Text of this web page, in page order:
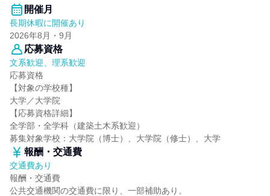
開催月
長期休暇に開催あり
2026年8月・9月
応募資格
文系歓迎、理系歓迎
応募資格
【対象の学校種】
大学／大学院
【応募資格詳細】
全学部・全学科（建築土木系歓迎）
募集対象学校：大学院（博士）、大学院（修士）、大学
報酬・交通費
交通費あり
報酬・交通費
公共交通機関の交通費に限り、一部補助あり。